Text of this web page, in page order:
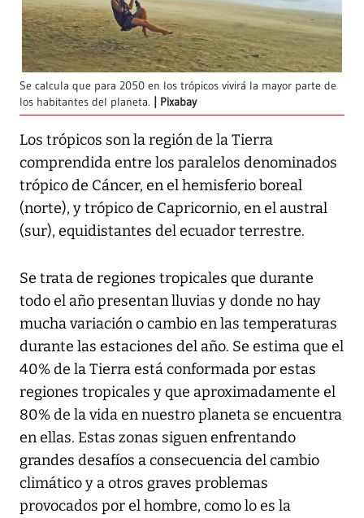
Se calcula que para 2050 en los trópicos vivirá la mayor parte de
los habitantes del planeta.
Pixabay
Los trópicos son la región de la Tierra
comprendida entre los paralelos denominados
trópico de Cáncer, en el hemisferio boreal
(norte), y trópico de Capricornio, en el austral
(sur), equidistantes del ecuador terrestre.
Se trata de regiones tropicales que durante
todo el año presentan lluvias y donde no hay
mucha variación o cambio en las temperaturas
durante las estaciones del año. Se estima que el
40% de la Tierra está conformada por estas
regiones tropicales y que aproximadamente el
80% de la vida en nuestro planeta se encuentra
en ellas. Estas zonas siguen enfrentando
grandes desafíos a consecuencia del cambio
climático y a otros graves problemas
provocados por el hombre, como lo es la